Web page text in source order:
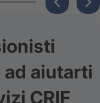
ad aiutarti
CRIF